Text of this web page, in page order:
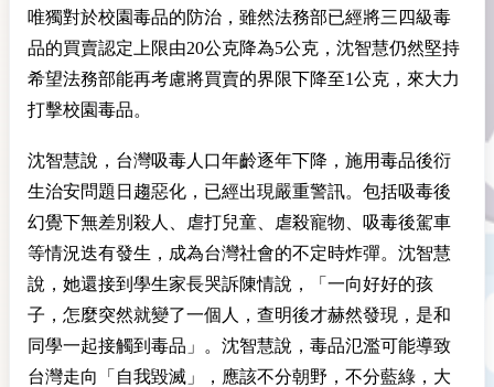
唯獨對於校園毒品的防治，雖然法務部已經將三四級毒
品的買賣認定上限由20公克降為5公克，沈智慧仍然堅持
希望法務部能再考慮將買賣的界限下降至1公克，來大力
打擊校園毒品。
沈智慧說，台灣吸毒人口年齡逐年下降，施用毒品後衍
生治安問題日趨惡化，已經出現嚴重警訊。包括吸毒後
幻覺下無差別殺人、虐打兒童、虐殺寵物、吸毒後駕車
等情況迭有發生，成為台灣社會的不定時炸彈。沈智慧
說，她還接到學生家長哭訴陳情說，「一向好好的孩
子，怎麼突然就變了一個人，查明後才赫然發現，是和
同學一起接觸到毒品」。沈智慧說，毒品氾濫可能導致
台灣走向「自我毀滅」，應該不分朝野，不分藍綠，大